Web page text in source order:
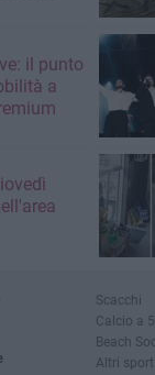
il punto
a
Scacchi
Calcio a 5
Beach
Altri sport